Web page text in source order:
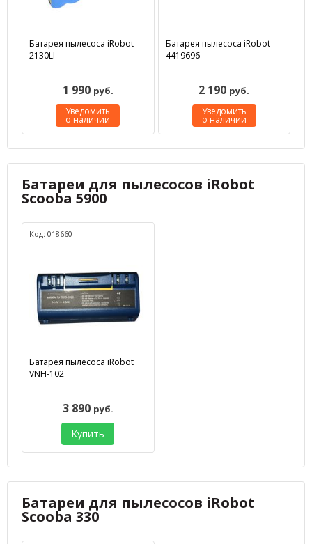
Батарея пылесоса iRobot
2130LI
1 990 руб.
Уведомить
о наличии
Батарея пылесоса iRobot
4419696
2 190 руб.
Уведомить
о наличии
Батареи для пылесосов iRobot
Scooba 5900
Код: 018660
Батарея пылесоса iRobot
VNH-102
3 890 руб.
Купить
Батареи для пылесосов iRobot
Scooba 330